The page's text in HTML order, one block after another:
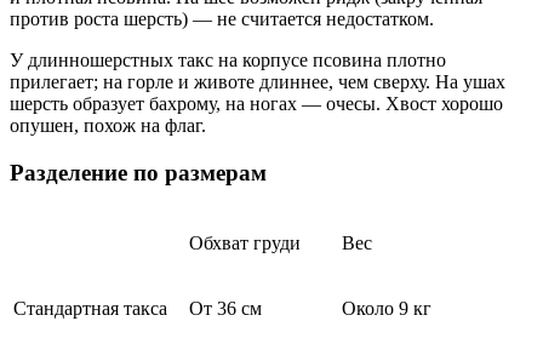
против роста шерсть) — не считается недостатком.
У длинношерстных такс на корпусе псовина плотно
прилегает; на горле и животе длиннее, чем сверху. На ушах
шерсть образует бахрому, на ногах — очесы. Хвост хорошо
опушен, похож на флаг.
Разделение по размерам
Обхват груди Вес
Стандартная такса От 36 см Около 9 кг